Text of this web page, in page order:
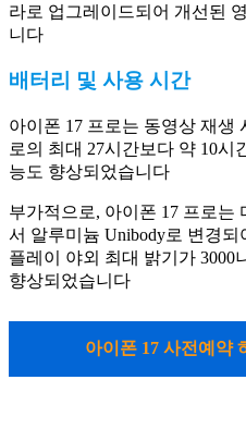
라로 업그레이드되어 개선된
니다
배터리 및 사용 시간
아이폰 17 프로는 동영상 재생
로의 최대 27시간보다 약 10시
능도 향상되었습니다
부가적으로, 아이폰 17 프로는
서 알루미늄 Unibody로 변경
플레이 야외 최대 밝기가 3000
향상되었습니다
아이폰 17 사전예약